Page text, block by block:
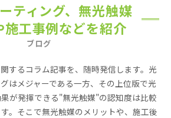
ティング、無光触媒
施工事例などを紹介
ブログ
するコラム記事を、随時発信します。光
はメジャーである一方、その上位版で光
が発揮できる"無光触媒"の認知度は比較
。そこで無光触媒のメリットや、施工後